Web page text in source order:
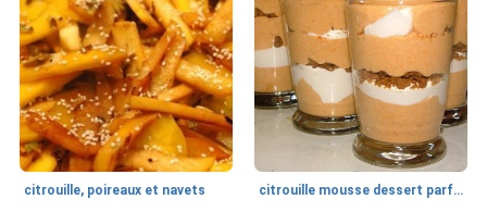
citrouille, poireaux et navets citrouille mousse dessert parfait